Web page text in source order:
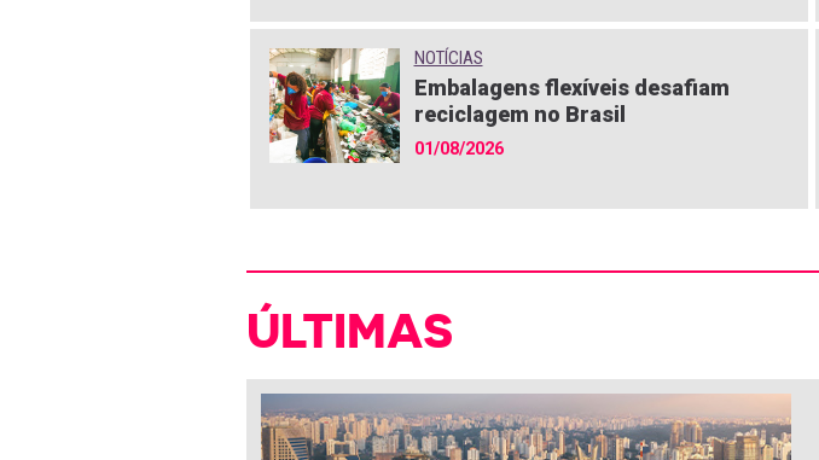
NOTÍCIAS
Embalagens flexíveis desafiam
reciclagem no Brasil
01/08/2026
ÚLTIMAS